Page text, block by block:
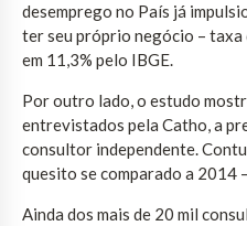
desemprego no País já
ter seu próprio negócio – taxa
em 11,3% pelo IBGE.
Por outro lado, o estudo
entrevistados pela Catho, a
consultor independente.
quesito se comparado a 2014
Ainda dos mais de 20 mil